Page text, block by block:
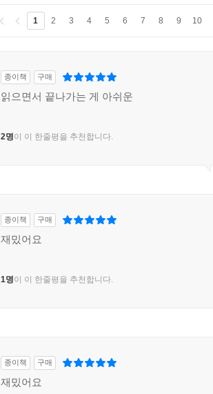
1 2 3 4 5 6 7 8 9 10
종이책 구매
읽으면서 끝나가는 게 아쉬운
2명이 이 한줄평을 추천합니다.
종이책 구매
재밌어요
1명이 이 한줄평을 추천합니다.
종이책 구매
재밌어요